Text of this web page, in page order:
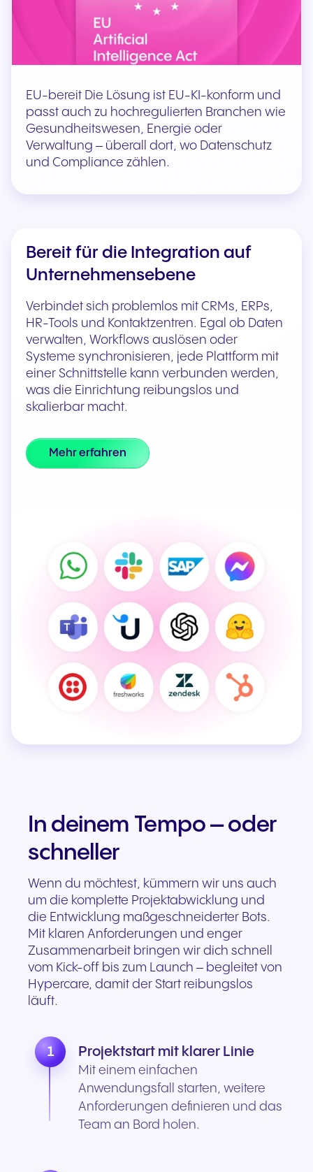
EU-bereit Die Lösung ist EU-KI-konform und
passt auch zu hochregulierten Branchen wie
Gesundheitswesen, Energie oder
Verwaltung – überall dort, wo Datenschutz
und Compliance zählen.
Bereit für die Integration auf
Unternehmensebene
Verbindet sich problemlos mit CRMs, ERPs,
HR-Tools und Kontaktzentren. Egal ob Daten
verwalten, Workflows auslösen oder
Systeme synchronisieren, jede Plattform mit
einer Schnittstelle kann verbunden werden,
was die Einrichtung reibungslos und
skalierbar macht.
Mehr erfahren
In deinem Tempo – oder
schneller
Wenn du möchtest, kümmern wir uns auch
um die komplette Projektabwicklung und
die Entwicklung maßgeschneiderter Bots.
Mit klaren Anforderungen und enger
Zusammenarbeit bringen wir dich schnell
vom Kick-off bis zum Launch – begleitet von
Hypercare, damit der Start reibungslos
läuft.
1 Projektstart mit klarer Linie
Mit einem einfachen
Anwendungsfall starten, weitere
Anforderungen definieren und das
Team an Bord holen.